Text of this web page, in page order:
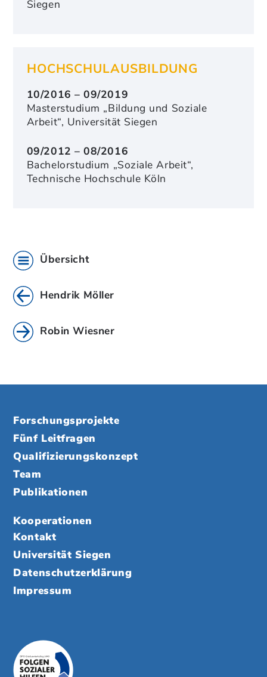
Siegen
HOCHSCHULAUSBILDUNG
10/2016 – 09/2019
Masterstudium „Bildung und Soziale
Arbeit“, Universität Siegen
09/2012 – 08/2016
Bachelorstudium „Soziale Arbeit“,
Technische Hochschule Köln
Übersicht
Hendrik Möller
Robin Wiesner
Forschungsprojekte
Fünf Leitfragen
Qualifizierungskonzept
Team
Publikationen
Kooperationen
Kontakt
Universität Siegen
Datenschutzerklärung
Impressum